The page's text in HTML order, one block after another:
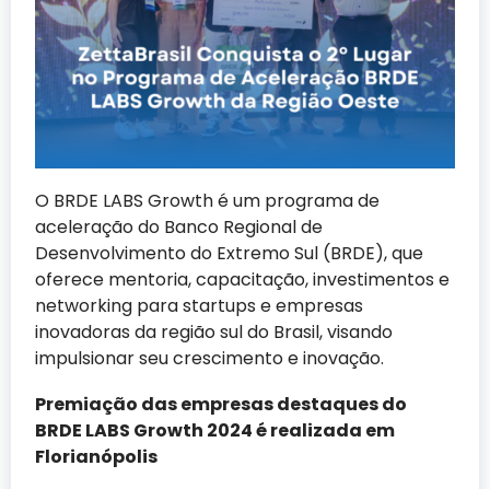
O BRDE LABS Growth é um programa de
aceleração do Banco Regional de
Desenvolvimento do Extremo Sul (BRDE), que
oferece mentoria, capacitação, investimentos e
networking para startups e empresas
inovadoras da região sul do Brasil, visando
impulsionar seu crescimento e inovação.
Premiação das empresas destaques do
BRDE LABS Growth 2024 é realizada em
Florianópolis